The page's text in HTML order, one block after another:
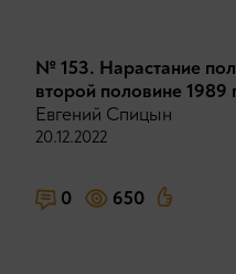
№ 153. Нарастание
второй половине 1989
Евгений Спицын
20.12.2022
0 650